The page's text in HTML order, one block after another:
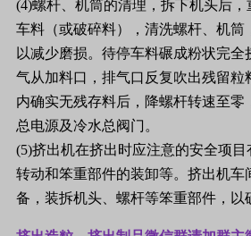
(4)螺杆、机筒的清理，拆下机头后
车料（或破碎料），清洗螺杆、机筒
以减少磨损。待停车料碾成粉状完全
气从加料口，排气口反复吹出残留粒
内确实无残存料后，降螺杆转速至零
总电源及冷水总阀门。
(5)挤出机在挤出时应注意的安全项
转动和笨重部件的装卸等。挤出机车
备，装拆机头、螺杆等笨重部件，以